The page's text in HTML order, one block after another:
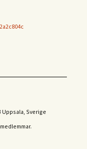
Uppsala, Sverige